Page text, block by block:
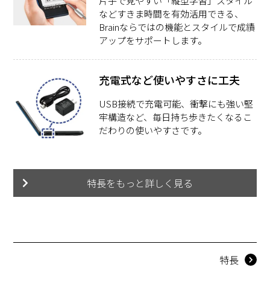
などすきま時間を有効活用できる、
Brainならではの機能とスタイルで成績
アップをサポートします。
充電式など使いやすさに工夫
USB接続で充電可能、衝撃にも強い堅
牢構造など、毎日持ち歩きたくなるこ
だわりの使いやすさです。
特長をもっと詳しく見る
特長